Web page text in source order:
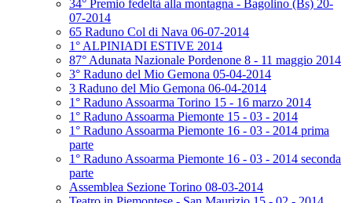
34° Premio fedeltà alla montagna - Bagolino (Bs) 20-
07-2014
65 Raduno Col di Nava 06-07-2014
1° ALPINIADI ESTIVE 2014
87° Adunata Nazionale Pordenone 8 - 11 maggio 2014
3° Raduno del Mio Gemona 05-04-2014
3 Raduno del Mio Gemona 06-04-2014
1° Raduno Assoarma Torino 15 - 16 marzo 2014
1° Raduno Assoarma Piemonte 15 - 03 - 2014
1° Raduno Assoarma Piemonte 16 - 03 - 2014 prima
parte
1° Raduno Assoarma Piemonte 16 - 03 - 2014 seconda
parte
Assemblea Sezione Torino 08-03-2014